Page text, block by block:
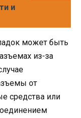
и
может быть
из-за
от
средства или